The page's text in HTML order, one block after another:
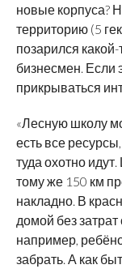
новые корпуса?
территорию (5
позарился
бизнесмен. Если
прикрываться
«Лесную школу
есть все
туда охотно
тому же 150 км
накладно. В
домой без
например,
забрать. А как